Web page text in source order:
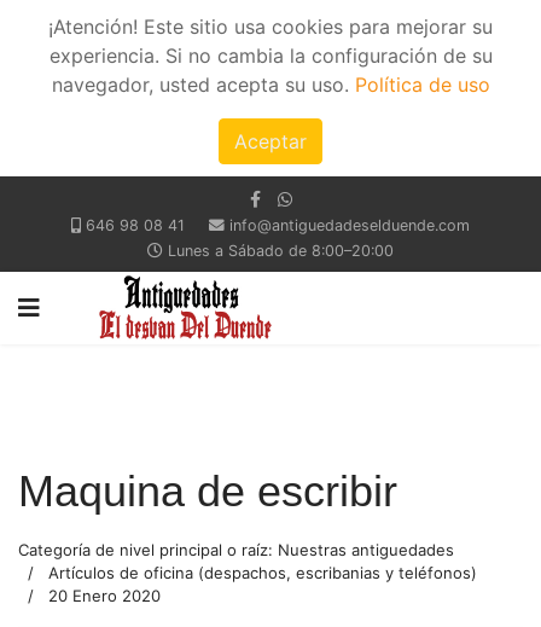
¡Atención! Este sitio usa cookies para mejorar su
experiencia. Si no cambia la configuración de su
navegador, usted acepta su uso. Política de uso
Aceptar
646 98 08 41
info@antiguedadeselduende.com
Lunes a Sábado de 8:00–20:00
Maquina de escribir
Categoría de nivel principal o raíz: Nuestras antiguedades
Artículos de oficina (despachos, escribanias y teléfonos)
20 Enero 2020